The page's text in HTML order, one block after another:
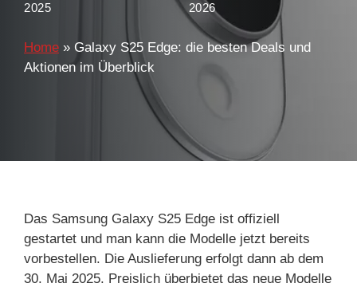
2025
2026
Home » Galaxy S25 Edge: die besten Deals und
Aktionen im Überblick
Das Samsung Galaxy S25 Edge ist offiziell
gestartet und man kann die Modelle jetzt bereits
vorbestellen. Die Auslieferung erfolgt dann ab dem
30. Mai 2025. Preislich überbietet das neue Modelle